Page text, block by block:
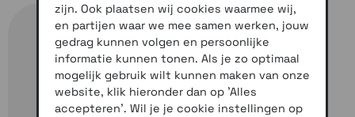
zijn. Ook plaatsen wij cookies waarmee wij,
en partijen waar we mee samen werken, jouw
gedrag kunnen volgen en persoonlijke
informatie kunnen tonen. Als je zo optimaal
mogelijk gebruik wilt kunnen maken van onze
website, klik hieronder dan op 'Alles
accepteren'. Wil je je cookie instellingen op